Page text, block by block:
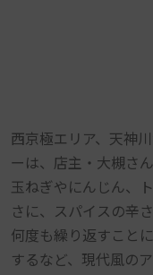
西京極エリア、天神
ーは、店主・大槻さ
玉ねぎやにんじん、
さに、スパイスの辛
何度も繰り返すこと
するなど、現代風の